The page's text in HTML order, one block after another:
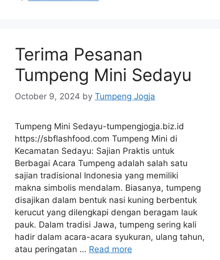
Terima Pesanan
Tumpeng Mini Sedayu
October 9, 2024 by Tumpeng Jogja
Tumpeng Mini Sedayu-tumpengjogja.biz.id
https://sbflashfood.com Tumpeng Mini di
Kecamatan Sedayu: Sajian Praktis untuk
Berbagai Acara Tumpeng adalah salah satu
sajian tradisional Indonesia yang memiliki
makna simbolis mendalam. Biasanya, tumpeng
disajikan dalam bentuk nasi kuning berbentuk
kerucut yang dilengkapi dengan beragam lauk
pauk. Dalam tradisi Jawa, tumpeng sering kali
hadir dalam acara-acara syukuran, ulang tahun,
atau peringatan … Read more